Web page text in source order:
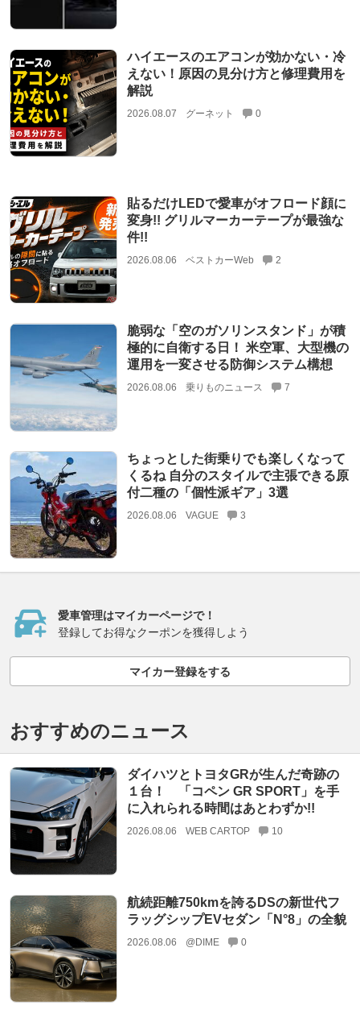
ハイエースのエアコンが効かない・冷
えない！原因の見分け方と修理費用を
解説
2026.08.07 グーネット 0
貼るだけLEDで愛車がオフロード顔に
変身!! グリルマーカーテープが最強な
件!!
2026.08.06 ベストカーWeb 2
脆弱な「空のガソリンスタンド」が積
極的に自衛する日！ 米空軍、大型機の
運用を一変させる防御システム構想
2026.08.06 乗りものニュース 7
ちょっとした街乗りでも楽しくなって
くるね 自分のスタイルで主張できる原
付二種の「個性派ギア」3選
2026.08.06 VAGUE 3
愛車管理はマイカーページで！
登録してお得なクーポンを獲得しよう
マイカー登録をする
おすすめのニュース
ダイハツとトヨタGRが生んだ奇跡の
１台！ 「コペン GR SPORT」を手
に入れられる時間はあとわずか!!
2026.08.06 WEB CARTOP 10
航続距離750kmを誇るDSの新世代フ
ラッグシップEVセダン「N°8」の全貌
2026.08.06 @DIME 0